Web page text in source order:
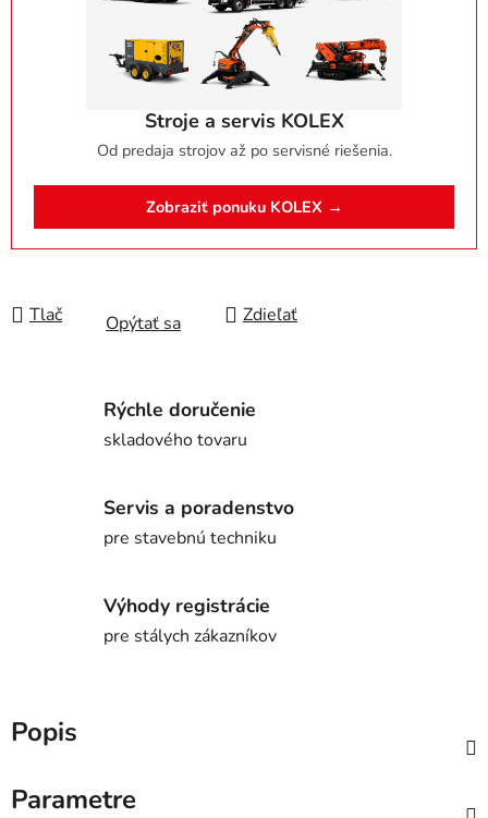
Stroje a servis KOLEX
Od predaja strojov až po servisné riešenia.
Zobraziť ponuku KOLEX →
Tlač Opýtať sa Zdieľať
Rýchle doručenie
skladového tovaru
Servis a poradenstvo
pre stavebnú techniku
Výhody registrácie
pre stálych zákazníkov
Popis
Parametre